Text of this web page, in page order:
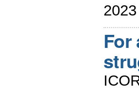
2023
For